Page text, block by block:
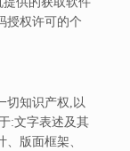
授权许可的个
切知识产权,以
:文字表述及其
版面框架、